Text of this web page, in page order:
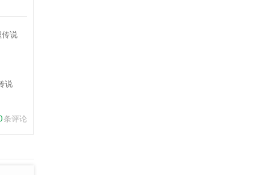
说
条评论